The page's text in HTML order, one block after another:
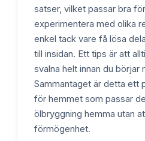
satser, vilket passar bra
experimentera med olika
enkel tack vare få lösa
till insidan. Ett tips är att
svalna helt innan du börjar
Sammantaget är detta ett
för hemmet som passar
ölbryggning hemma utan
förmögenhet.